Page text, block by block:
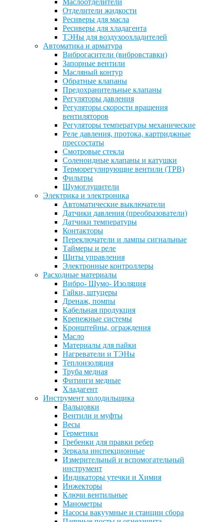
Маслоотделители
Отделители жидкости
Ресиверы для масла
Ресиверы для хладагента
ТЭНы для воздухоохладителей
Автоматика и арматура
Виброгасители (вибровставки)
Запорные вентили
Масляный контур
Обратные клапаны
Предохранительные клапаны
Регуляторы давления
Регуляторы скорости вращения
вентиляторов
Регуляторы температуры механические
Реле давления, протока, картриджные
прессостаты
Смотровые стекла
Соленоидные клапаны и катушки
Терморегулирующие вентили (ТРВ)
Фильтры
Шумоглушители
Электрика и электроника
Автоматические выключатели
Датчики давления (преобразователи)
Датчики температуры
Контакторы
Переключатели и лампы сигнальные
Таймеры и реле
Щиты управления
Электронные контроллеры
Расходные материалы
Вибро- Шумо- Изоляция
Гайки, штуцеры
Дренаж, помпы
Кабельная продукция
Крепежные системы
Кронштейны, ограждения
Масло
Материалы для пайки
Нагреватели и ТЭНы
Теплоизоляция
Труба медная
Фитинги медные
Хладагент
Инструмент холодильщика
Вальцовки
Вентили и муфты
Весы
Герметики
Гребенки для правки ребер
Зеркала инспекционные
Измерительный и вспомогательный
инструмент
Индикаторы утечки и Химия
Инжекторы
Ключи вентильные
Манометры
Насосы вакуумные и станции сбора